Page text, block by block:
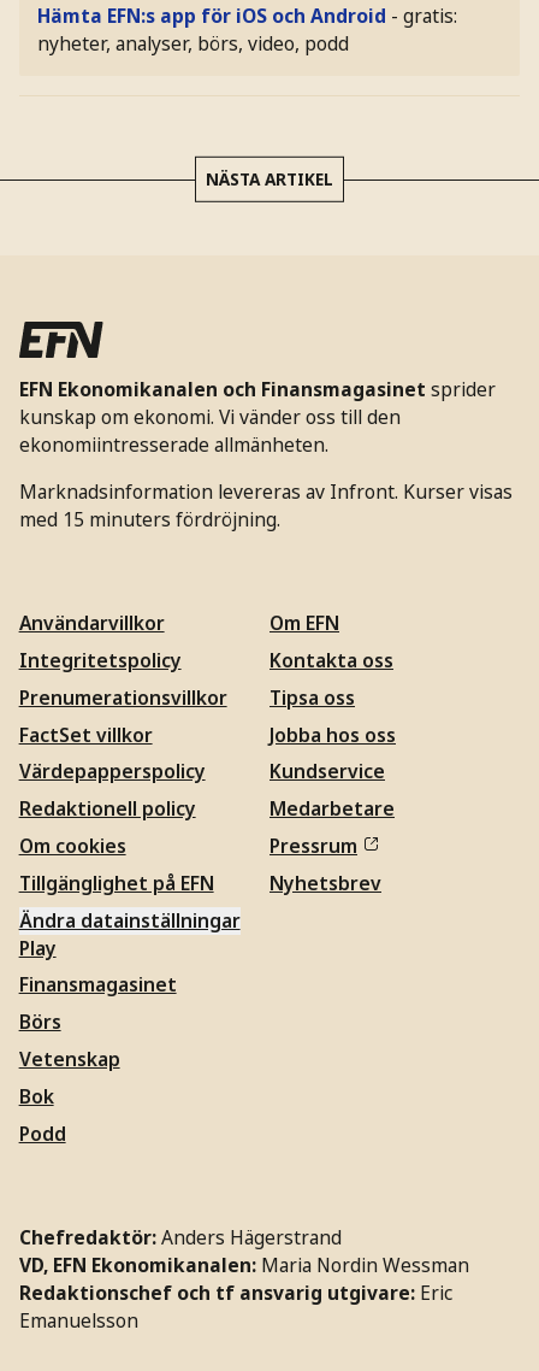
Hämta EFN:s app för iOS och Android - gratis:
nyheter, analyser, börs, video, podd
NÄSTA ARTIKEL
EFN Ekonomikanalen och Finansmagasinet sprider
kunskap om ekonomi. Vi vänder oss till den
ekonomiintresserade allmänheten.
Marknadsinformation levereras av Infront. Kurser visas
med 15 minuters fördröjning.
Användarvillkor
Integritetspolicy
Prenumerationsvillkor
FactSet villkor
Värdepapperspolicy
Redaktionell policy
Om cookies
Tillgänglighet på EFN
Ändra datainställningar
Om EFN
Kontakta oss
Tipsa oss
Jobba hos oss
Kundservice
Medarbetare
Pressrum
Nyhetsbrev
Play
Finansmagasinet
Börs
Vetenskap
Bok
Podd
Chefredaktör:Anders Hägerstrand
VD, EFN Ekonomikanalen: Maria Nordin Wessman
Redaktionschef och tf ansvarig utgivare: Eric
Emanuelsson